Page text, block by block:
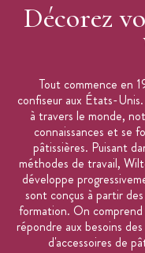
Décorez
Tout commence en
confiseur aux États-
à travers le monde,
connaissances et se
pâtissières. Puisant
méthodes de travail,
développe
sont conçus à partir
formation. On
répondre aux besoins
d'accessoires de